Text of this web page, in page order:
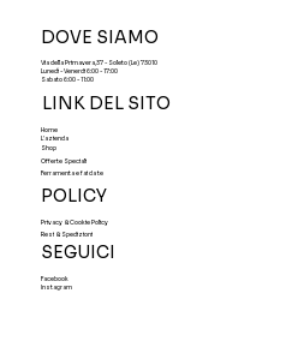
DOVE SIAMO
Via della Primavera,37 - Soleto (Le) 73010
Lunedì - Venerdi 6:00 - 17:00
Sabato 6:00 - 11:00
LINK DEL SITO
Home
L'azienda
Shop
Offerte Speciali
Ferramenta e fai da te
POLICY
Privacy & Cookie Policy
Resi & Spedizioni
SEGUICI
Facebook
Instagram